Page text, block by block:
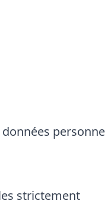
strictement